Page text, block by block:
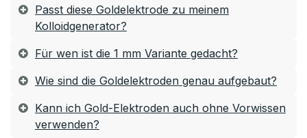
Passt diese Goldelektrode zu meinem
Kolloidgenerator?
Für wen ist die 1 mm Variante gedacht?
Wie sind die Goldelektroden genau aufgebaut?
Kann ich Gold-Elektroden auch ohne Vorwissen
verwenden?